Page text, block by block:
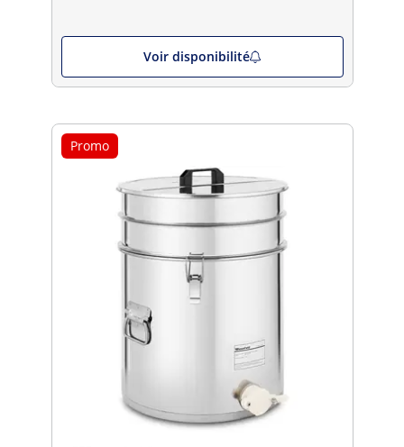
Voir disponibilité
Promo